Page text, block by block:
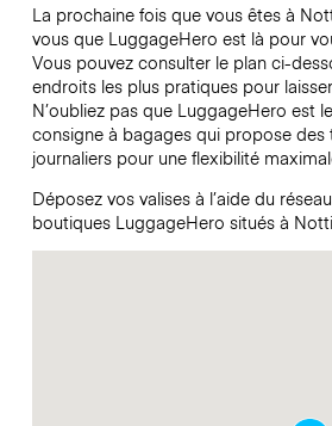
La prochaine fois que vous êtes à
vous que LuggageHero est là pour
Vous pouvez consulter le plan ci-
endroits les plus pratiques pour
N’oubliez pas que LuggageHero est
consigne à bagages qui propose des
journaliers pour une flexibilité
Déposez vos valises à l’aide du
boutiques LuggageHero situés à